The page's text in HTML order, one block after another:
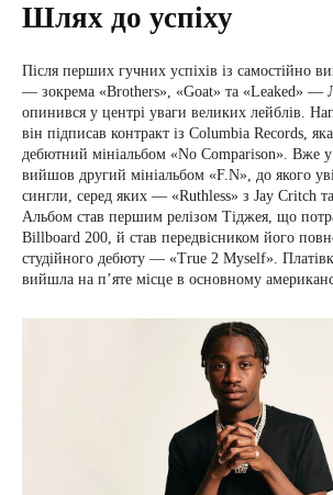
Шлях до успіху
Після перших гучних успіхів із самостійно
— зокрема «Brothers», «Goat» та «Leaked» —
опинився у центрі уваги великих лейблів.
він підписав контракт із Columbia Records,
дебютний мініальбом «No Comparison». Вже
вийшов другий мініальбом «F.N», до якого
сингли, серед яких — «Ruthless» з Jay Critch
Альбом став першим релізом Тіджея, що
Billboard 200, й став передвісником його
студійного дебюту — «True 2 Myself».
вийшла на п’яте місце в основному